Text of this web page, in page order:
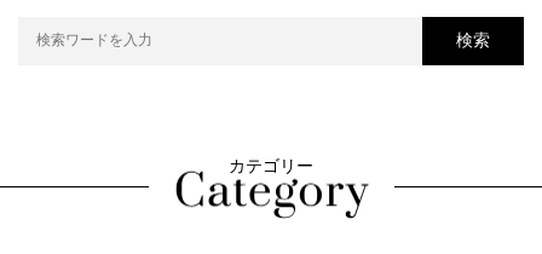
検索
カテゴリー